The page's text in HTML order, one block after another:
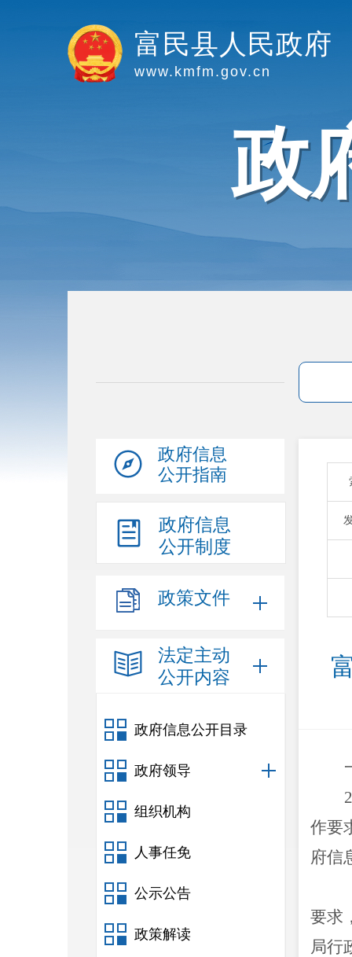
富民县人民政府
www.kmfm.gov.cn
政
政府信息
公开指南
政府信息
公开制度
政策文件
法定主动
公开内容
政府信息公开目录
政府领导
组织机构
人事任免
公示公告
政策解读
作要
府信
要求
局行